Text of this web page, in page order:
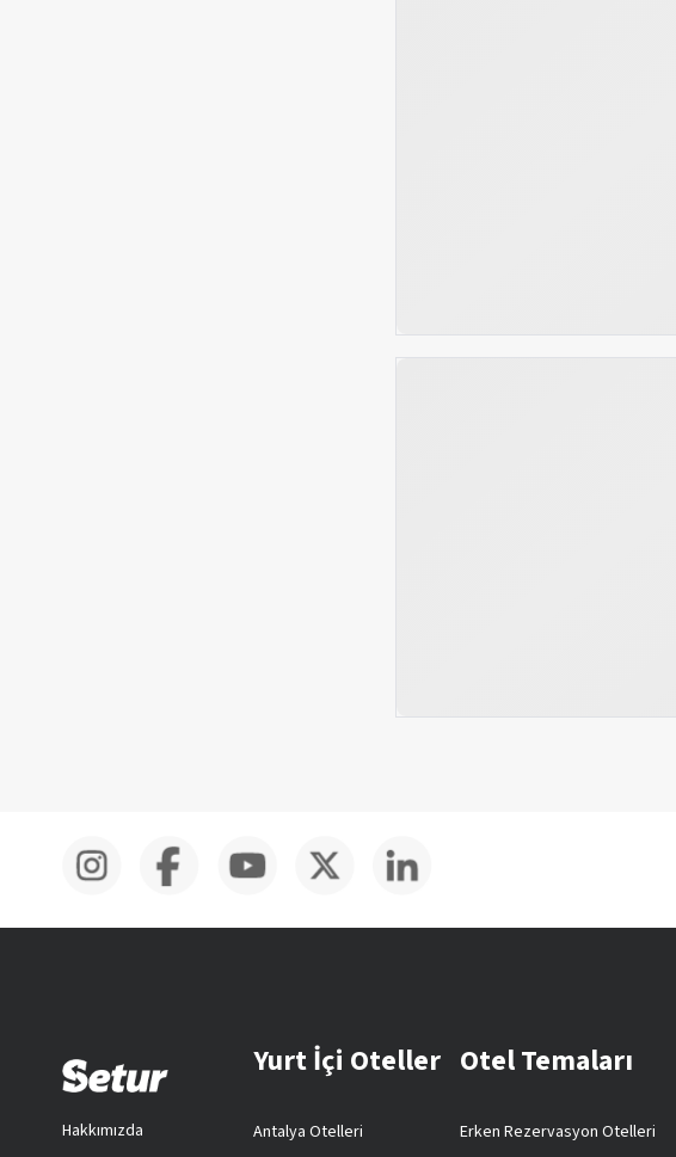
Hakkımızda
Yurt İçi Oteller
Antalya Otelleri
Otel Temaları
Erken Rezervasyon Otelleri